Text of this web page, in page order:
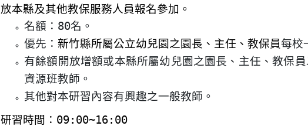
放本縣及其他教保服務人員報名參加。
名額： 80名。
優先： 新竹縣所屬公立幼兒園之園長、主任、教保員每校
有餘額開放增額或本縣所屬幼兒園之園長、主任、教保
資源班教師。
其他對本研習內容有興趣之一般教師 。
研習時間： 09:00~16:00